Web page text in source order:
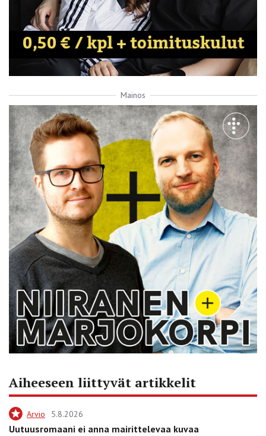
Mainos
Aiheeseen liittyvät artikkelit
Arvio 5.8.2026
Uutuusromaani ei anna mairittelevaa kuvaa